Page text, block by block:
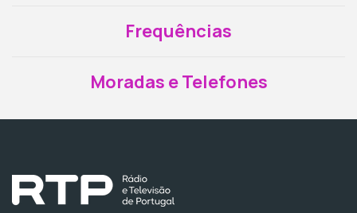
Frequências
Moradas e Telefones